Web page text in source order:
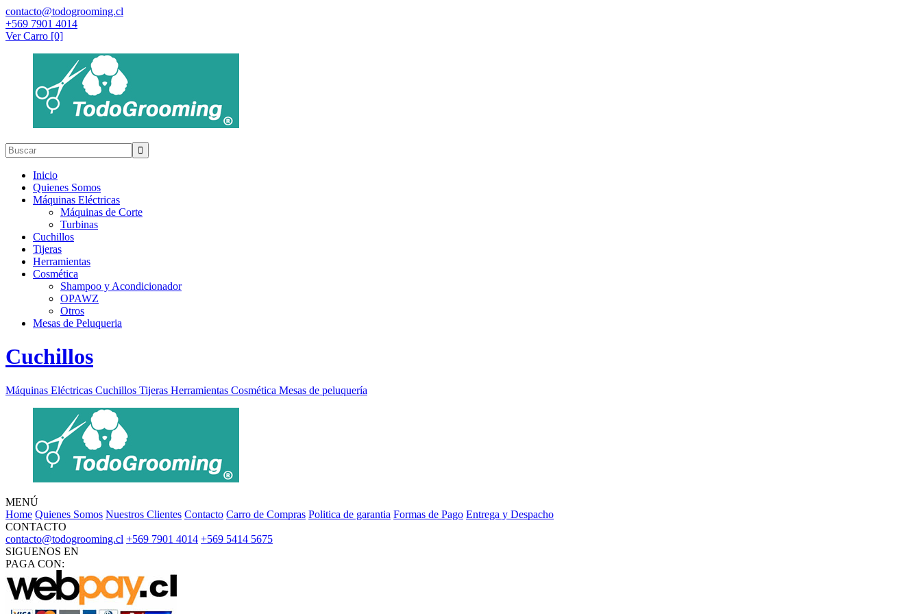
contacto@todogrooming.cl
+569 7901 4014
Ver Carro [0]
Inicio
Quienes Somos
Máquinas Eléctricas
Máquinas de Corte
Turbinas
Cuchillos
Tijeras
Herramientas
Cosmética
Shampoo y Acondicionador
OPAWZ
Otros
Mesas de Peluqueria
Cuchillos
Máquinas Eléctricas Cuchillos Tijeras Herramientas Cosmética Mesas de peluquería
MENÚ
Home Quienes Somos Nuestros Clientes Contacto Carro de Compras Politica de garantia Formas de Pago Entrega y Despacho
CONTACTO
contacto@todogrooming.cl +569 7901 4014 +569 5414 5675
SIGUENOS EN
PAGA CON: